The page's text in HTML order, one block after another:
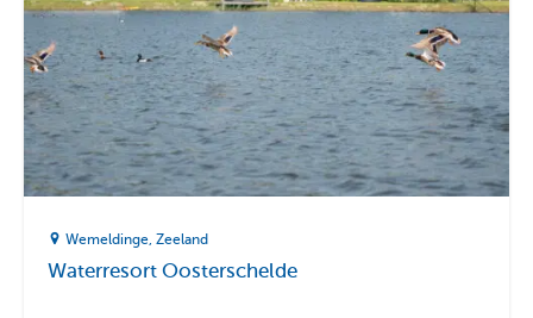
Wemeldinge Zeeland
Waterresort Oosterschelde